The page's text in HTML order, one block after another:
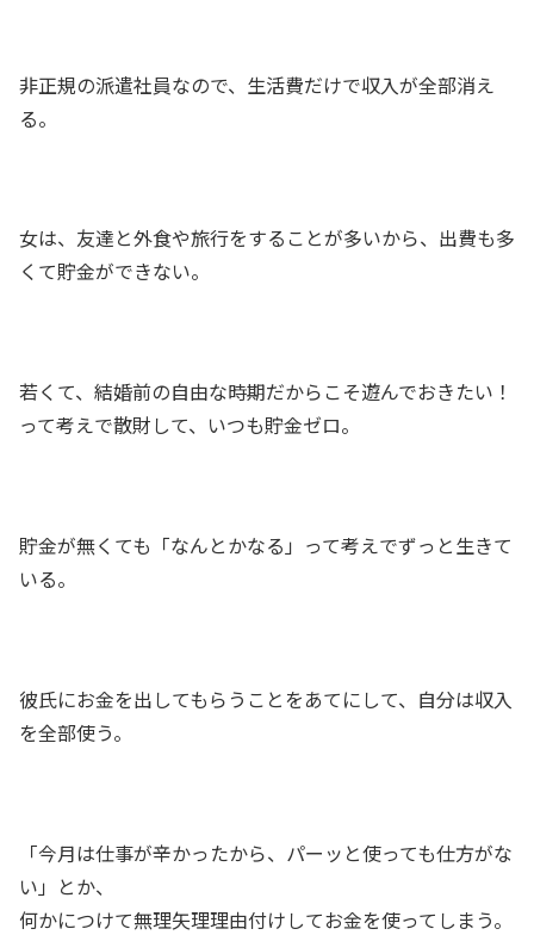
非正規の派遣社員なので、生活費だけで収入が全部消え
る。
女は、友達と外食や旅行をすることが多いから、出費も多
くて貯金ができない。
若くて、結婚前の自由な時期だからこそ遊んでおきたい！
って考えで散財して、いつも貯金ゼロ。
貯金が無くても「なんとかなる」って考えでずっと生きて
いる。
彼氏にお金を出してもらうことをあてにして、自分は収入
を全部使う。
「今月は仕事が辛かったから、パーッと使っても仕方がな
い」とか、
何かにつけて無理矢理理由付けしてお金を使ってしまう。